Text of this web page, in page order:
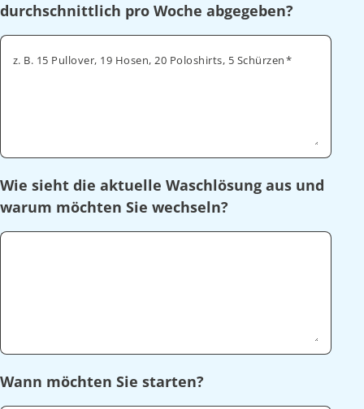
durchschnittlich pro Woche abgegeben?
z. B. 15 Pullover, 19 Hosen, 20 Poloshirts, 5 Schürzen
Wie sieht die aktuelle Waschlösung aus und
warum möchten Sie wechseln?
Wann möchten Sie starten?